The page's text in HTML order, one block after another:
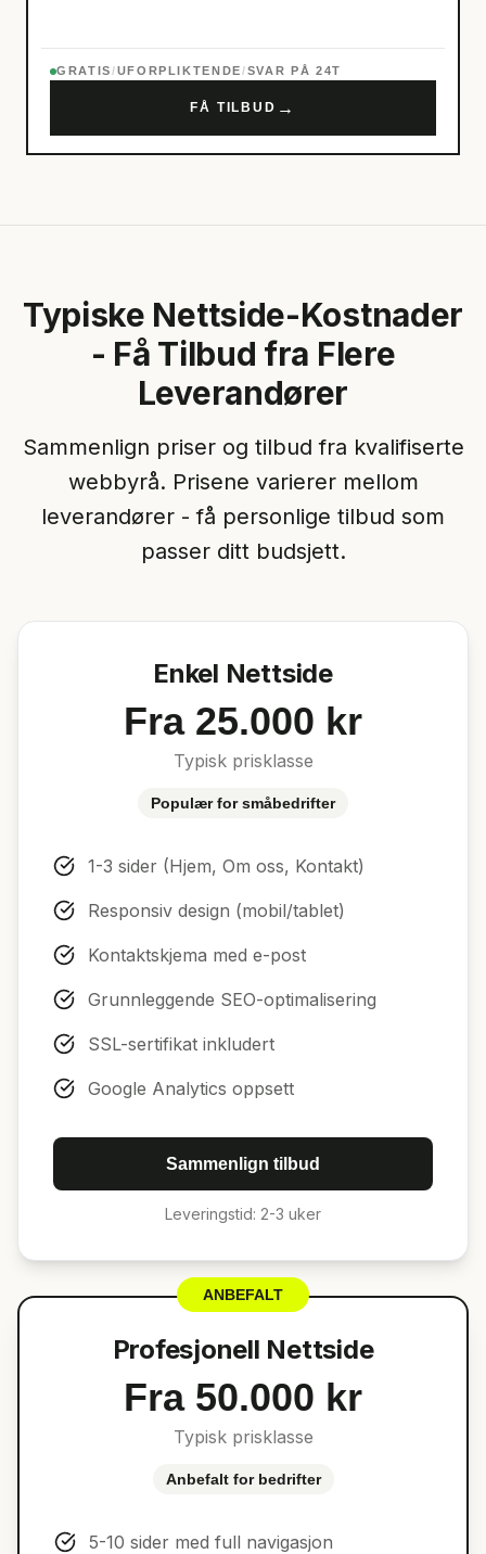
GRATIS/UFORPLIKTENDE/SVAR PÅ 24T
FÅ TILBUD →
Typiske Nettside-Kostnader
- Få Tilbud fra Flere
Leverandører
Sammenlign priser og tilbud fra kvalifiserte
webbyrå. Prisene varierer mellom
leverandører - få personlige tilbud som
passer ditt budsjett.
Enkel Nettside
Fra 25.000 kr
Typisk prisklasse
Populær for småbedrifter
1-3 sider (Hjem, Om oss, Kontakt)
Responsiv design (mobil/tablet)
Kontaktskjema med e-post
Grunnleggende SEO-optimalisering
SSL-sertifikat inkludert
Google Analytics oppsett
Sammenlign tilbud
Leveringstid: 2-3 uker
ANBEFALT
Profesjonell Nettside
Fra 50.000 kr
Typisk prisklasse
Anbefalt for bedrifter
5-10 sider med full navigasjon